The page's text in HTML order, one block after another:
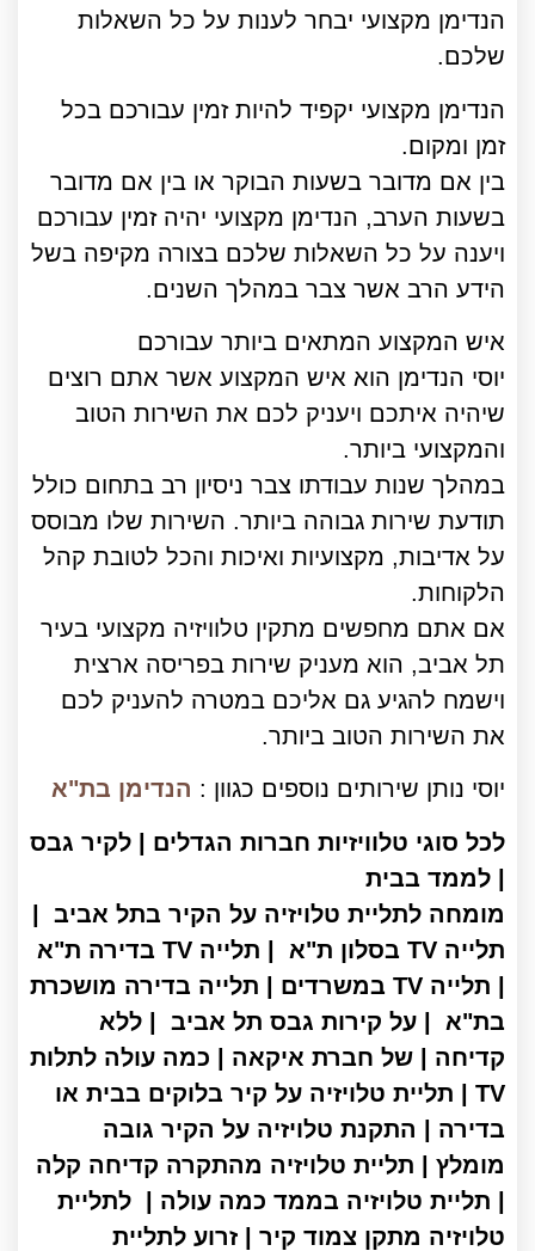
הנדימן מקצועי יבחר לענות על כל השאלות
שלכם.
הנדימן מקצועי יקפיד להיות זמין עבורכם בכל
זמן ומקום.
בין אם מדובר בשעות הבוקר או בין אם מדובר
בשעות הערב, הנדימן מקצועי יהיה זמין עבורכם
ויענה על כל השאלות שלכם בצורה מקיפה בשל
הידע הרב אשר צבר במהלך השנים.
איש המקצוע המתאים ביותר עבורכם
יוסי הנדימן הוא איש המקצוע אשר אתם רוצים
שיהיה איתכם ויעניק לכם את השירות הטוב
והמקצועי ביותר.
במהלך שנות עבודתו צבר ניסיון רב בתחום כולל
תודעת שירות גבוהה ביותר. השירות שלו מבוסס
על אדיבות, מקצועיות ואיכות והכל לטובת קהל
הלקוחות.
אם אתם מחפשים מתקין טלוויזיה מקצועי בעיר
תל אביב, הוא מעניק שירות בפריסה ארצית
וישמח להגיע גם אליכם במטרה להעניק לכם
את השירות הטוב ביותר.
יוסי נותן שירותים נוספים כגוון : הנדימן בת"א
לכל סוגי טלוויזיות חברות הגדלים | לקיר גבס
| לממד בבית
מומחה לתליית טלויזיה על הקיר בתל אביב |
תלייה TV בסלון ת"א | תלייה TV בדירה ת"א
| תלייה TV במשרדים | תלייה בדירה מושכרת
בת"א | על קירות גבס תל אביב | ללא
קדיחה | של חברת איקאה | כמה עולה לתלות
TV | תליית טלויזיה על קיר בלוקים בבית או
בדירה | התקנת טלויזיה על הקיר גובה
מומלץ | תליית טלויזיה מהתקרה קדיחה קלה
| תליית טלויזיה בממד כמה עולה | לתליית
טלויזיה מתקן צמוד קיר | זרוע לתליית